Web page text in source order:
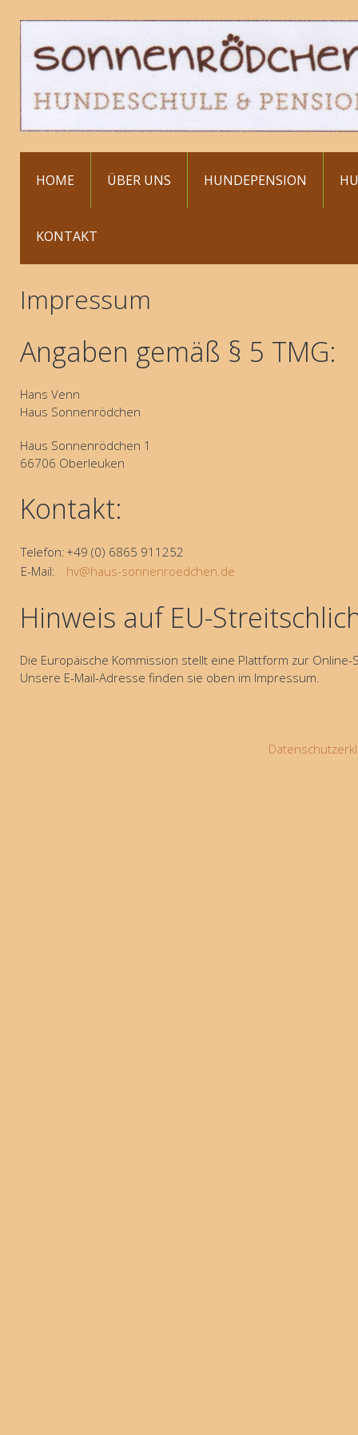
HOME ÜBER UNS HUNDEPENSION
KONTAKT
Impressum
Angaben gemäß § 5 TMG:
Hans Venn
Haus Sonnenrödchen
Haus Sonnenrödchen 1
66706 Oberleuken
Kontakt:
Telefon: +49 (0) 6865 911252
E-Mail:
hv@haus-sonnenroedchen.de
Hinweis auf EU-
Die Europäische Kommission stellt eine Plattform zur
Unsere E-Mail-Adresse finden sie oben im Impressum.